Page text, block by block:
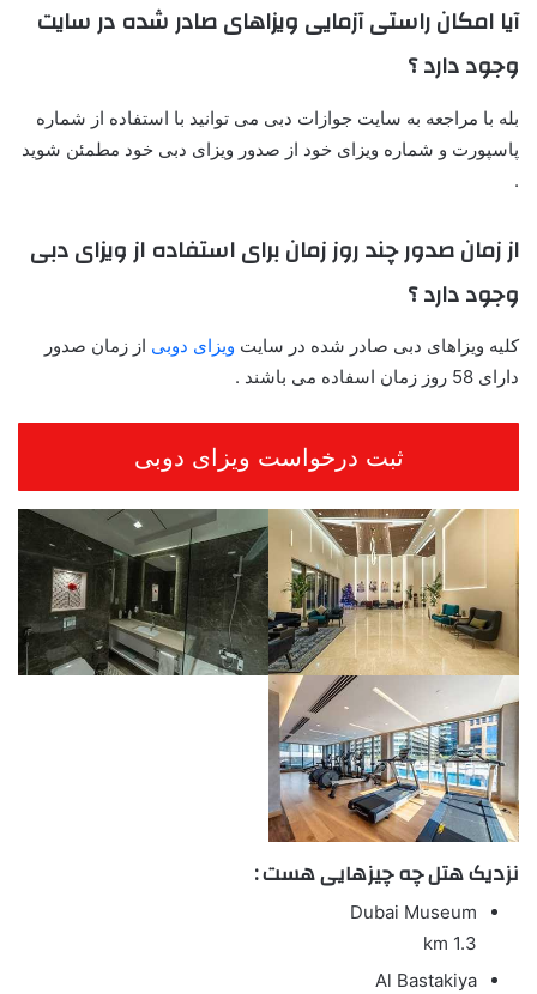
آیا امکان راستی آزمایی ویزاهای صادر شده در سایت
وجود دارد ؟
بله با مراجعه به سایت جوازات دبی می توانید با استفاده از شماره
پاسپورت و شماره ویزای خود از صدور ویزای دبی خود مطمئن شوید
.
از زمان صدور چند روز زمان برای استفاده از ویزای دبی
وجود دارد ؟
کلیه ویزاهای دبی صادر شده در سایت ویزای دوبی از زمان صدور
دارای 58 روز زمان اسفاده می باشند .
ثبت درخواست ویزای دوبی
نزدیک هتل چه چیزهایی هست :
Dubai Museum
1.3 km
Al Bastakiya